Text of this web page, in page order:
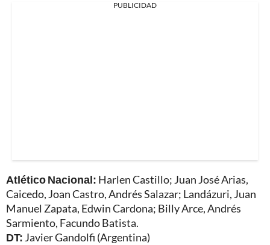
PUBLICIDAD
Atlético Nacional: Harlen Castillo; Juan José Arias,
Caicedo, Joan Castro, Andrés Salazar; Landázuri, Juan
Manuel Zapata, Edwin Cardona; Billy Arce, Andrés
Sarmiento, Facundo Batista.
DT: Javier Gandolfi (Argentina)